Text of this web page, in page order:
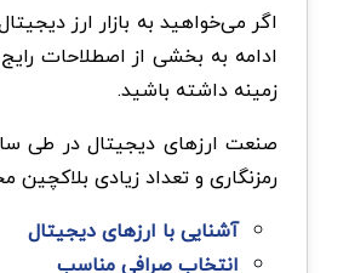
اگر می‌خواهید به بازار ارز
ادامه به بخشی از اصطلاحات
زمینه داشته باشید.
رمزنگاری و تعداد زیادی بلاکچین
آشنایی با ارزهای دیجیتال
انتخاب صرافی مناسب